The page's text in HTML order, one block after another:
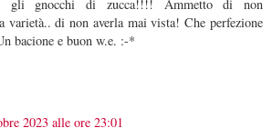
gli gnocchi di zucca!!!! Ammetto di non
varietà.. di non averla mai vista! Che perfezione
bacione e buon w.e. :-*
2023 alle ore 23:01